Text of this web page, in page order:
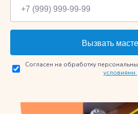
Согласен на обработку
условиями.